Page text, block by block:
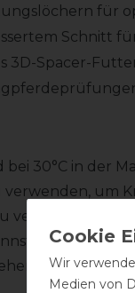
für
Schnitt
3D-Spacer-
bei 30°C in der
um
vermeiden. Mit
du die
Wir
Medien von